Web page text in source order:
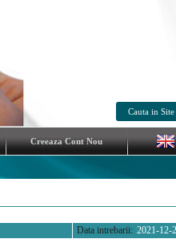
Creeaza Cont Nou
2021-12-
Data intrebarii: